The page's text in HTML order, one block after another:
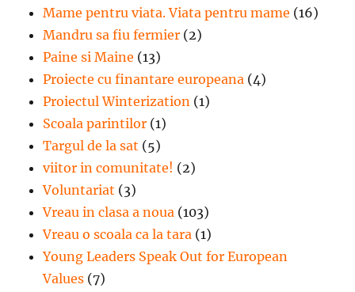
Mame pentru viata. Viata pentru mame (16)
Mandru sa fiu fermier (2)
Paine si Maine (13)
Proiecte cu finantare europeana (4)
Proiectul Winterization (1)
Scoala parintilor (1)
Targul de la sat (5)
viitor in comunitate! (2)
Voluntariat (3)
Vreau in clasa a noua (103)
Vreau o scoala ca la tara (1)
Young Leaders Speak Out for European
Values (7)